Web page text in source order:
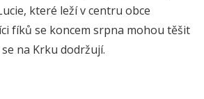
které leží v centru obce
fíků se koncem srpna mohou těšit
na Krku dodržují.